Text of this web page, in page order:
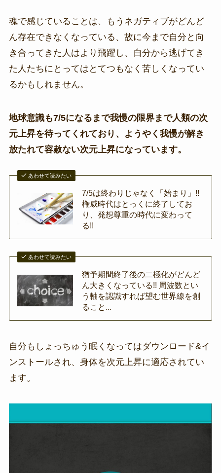
魂で感じていることは、もうネガティブがどんど
ん存在できなくなっている、故に今まで自分と向
き合ってきた人はより飛躍し、自分から逃げてき
た人たちにとってはとてつもなく苦しくなってい
るかもしれません。
地球意識も7/5になるまで我慢の限界まで人類の次
元上昇を待ってくれており、ようやく我慢が解き
放たれて容赦ない次元上昇になっています。
あわせて読みたい
7/5は終わりじゃなく「始まり」!!
権威時代はとっくに終了してお
り、発想尊重の時代に変わって
る!!
あわせて読みたい
猶予期間終了後の二極化がどんど
ん大きくなっている!! 周波数とい
う軸を認識すれば望む世界線を創
ること...
自分もしょっちゅう眠くなってはダウンロード&イ
ンストールされ、身体を次元上昇に適応されてい
ます。